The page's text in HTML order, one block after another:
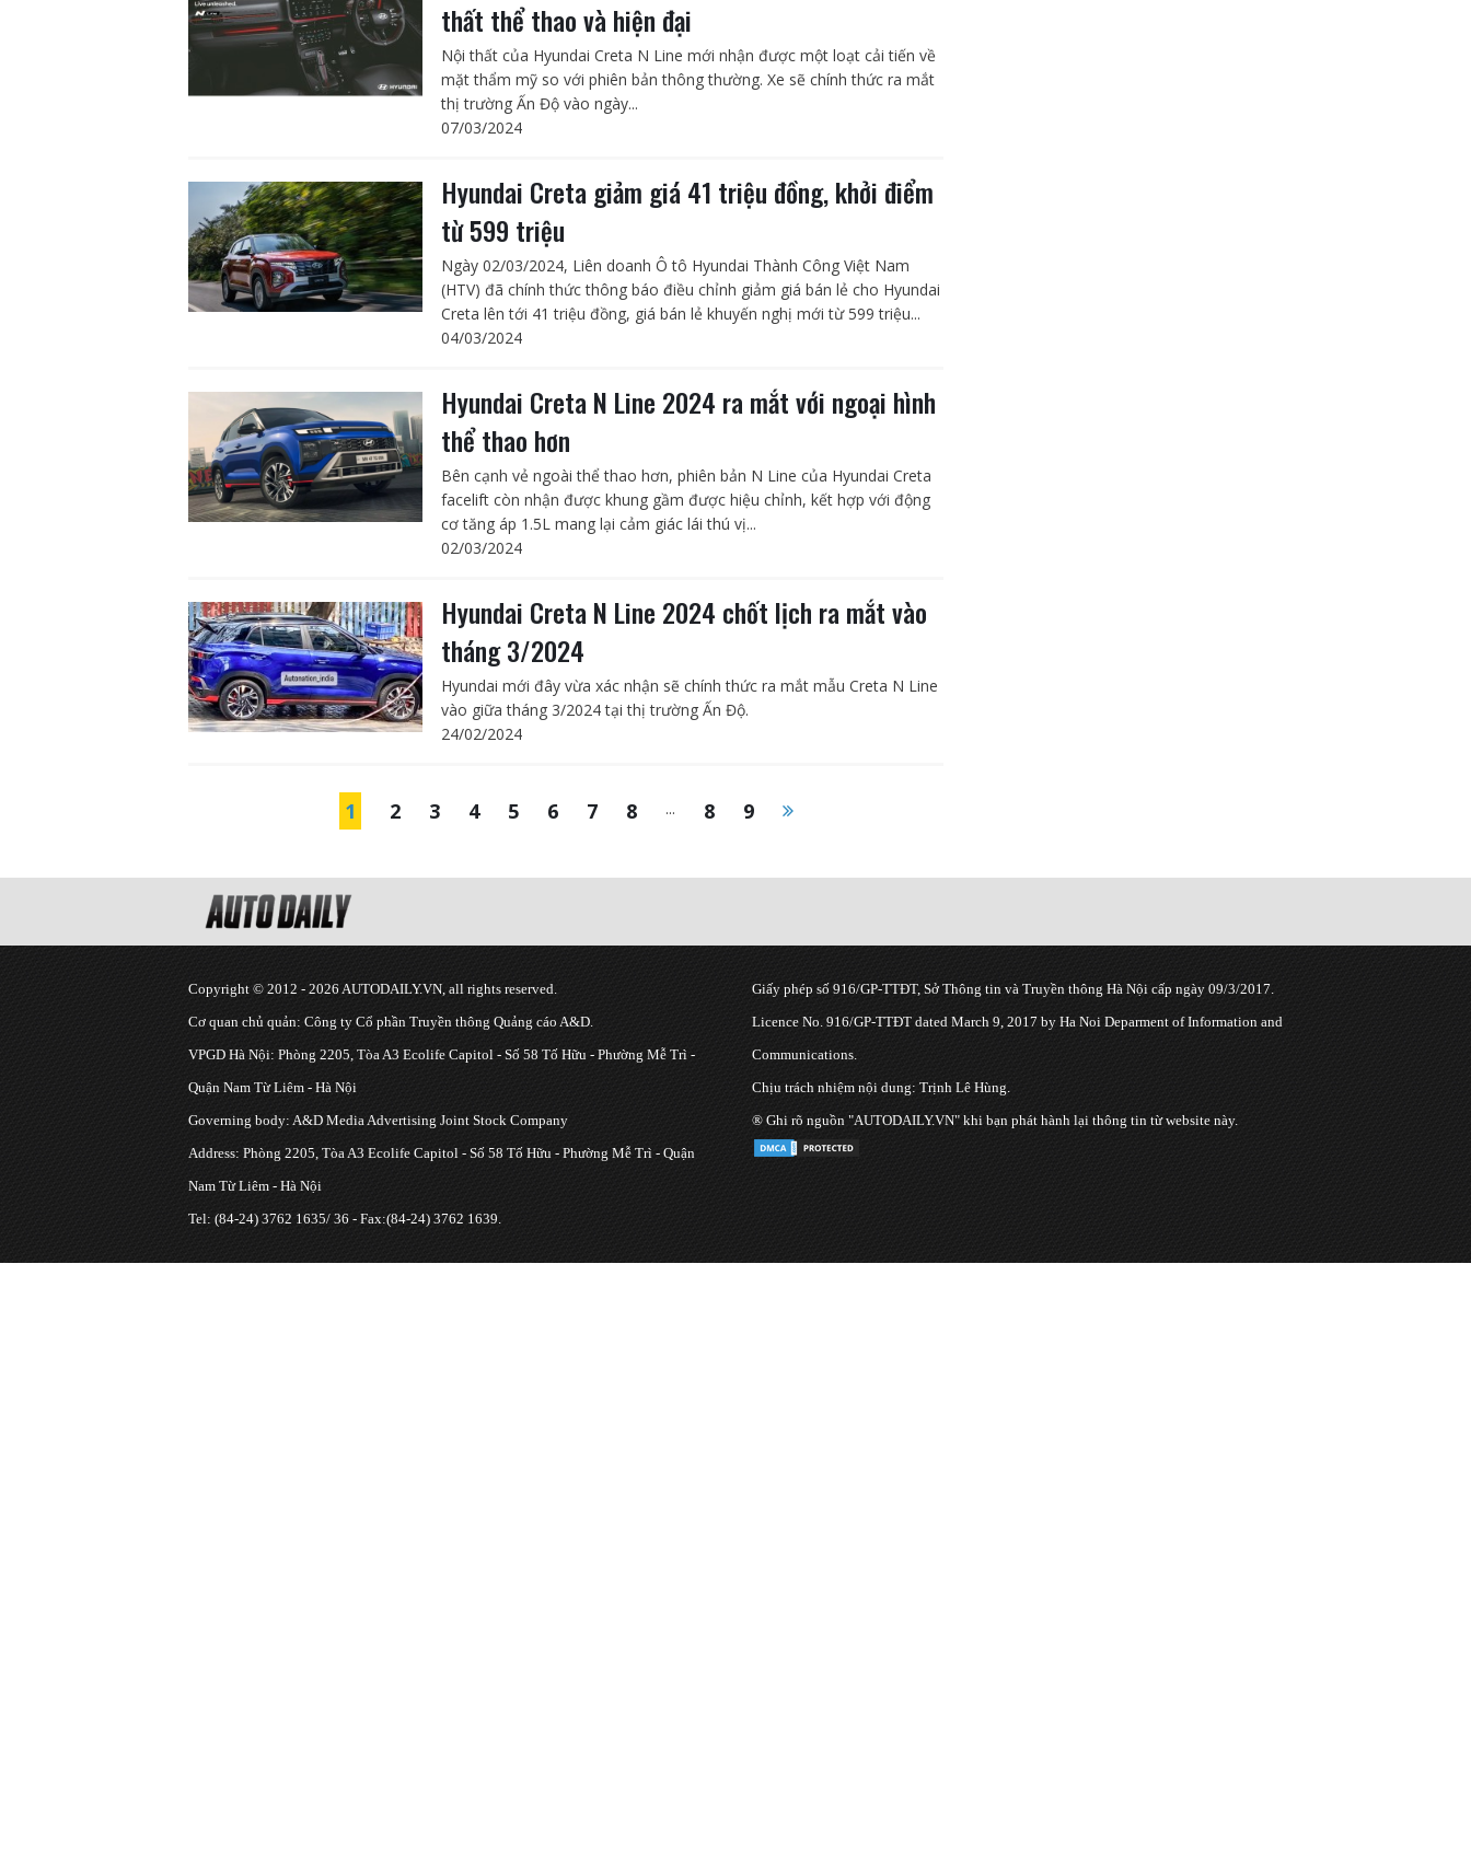
thất thể thao và hiện đại
Nội thất của Hyundai Creta N Line mới nhận được một loạt cải tiến về
mặt thẩm mỹ so với phiên bản thông thường. Xe sẽ chính thức ra mắt
thị trường Ấn Độ vào ngày...
07/03/2024
Hyundai Creta giảm giá 41 triệu đồng, khởi điểm
từ 599 triệu
Ngày 02/03/2024, Liên doanh Ô tô Hyundai Thành Công Việt Nam
(HTV) đã chính thức thông báo điều chỉnh giảm giá bán lẻ cho Hyundai
Creta lên tới 41 triệu đồng, giá bán lẻ khuyến nghị mới từ 599 triệu...
04/03/2024
Hyundai Creta N Line 2024 ra mắt với ngoại hình
thể thao hơn
Bên cạnh vẻ ngoài thể thao hơn, phiên bản N Line của Hyundai Creta
facelift còn nhận được khung gầm được hiệu chỉnh, kết hợp với động
cơ tăng áp 1.5L mang lại cảm giác lái thú vị...
02/03/2024
Hyundai Creta N Line 2024 chốt lịch ra mắt vào
tháng 3/2024
Hyundai mới đây vừa xác nhận sẽ chính thức ra mắt mẫu Creta N Line
vào giữa tháng 3/2024 tại thị trường Ấn Độ.
24/02/2024
1 2 3 4 5 6 7 8 ... 8 9
Copyright © 2012 - 2026 AUTODAILY.VN, all rights reserved.
Cơ quan chủ quản: Công ty Cổ phần Truyền thông Quảng cáo A&D.
VPGD Hà Nội: Phòng 2205, Tòa A3 Ecolife Capitol - Số 58 Tố Hữu - Phường Mễ Trì -
Quận Nam Từ Liêm - Hà Nội
Governing body: A&D Media Advertising Joint Stock Company
Address: Phòng 2205, Tòa A3 Ecolife Capitol - Số 58 Tố Hữu - Phường Mễ Trì - Quận
Nam Từ Liêm - Hà Nội
Tel: (84-24) 3762 1635/ 36 - Fax:(84-24) 3762 1639.
Giấy phép số 916/GP-TTĐT, Sở Thông tin và Truyền thông Hà Nội cấp ngày 09/3/2017.
Licence No. 916/GP-TTĐT dated March 9, 2017 by Ha Noi Deparment of Information and
Communications.
Chịu trách nhiệm nội dung: Trịnh Lê Hùng.
® Ghi rõ nguồn "AUTODAILY.VN" khi bạn phát hành lại thông tin từ website này.